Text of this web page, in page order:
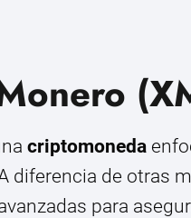
criptomoneda
diferencia de otras
para